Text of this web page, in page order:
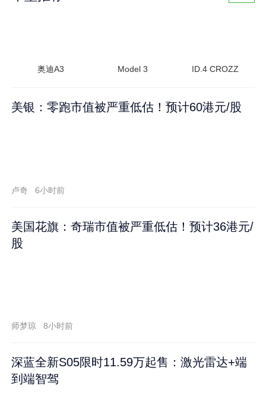
奥迪A3 Model 3 ID.4 CROZZ
美银：零跑市值被严重低估！预计60港元/股
卢奇 6小时前
美国花旗：奇瑞市值被严重低估！预计36港元/
股
师梦琼 8小时前
深蓝全新S05限时11.59万起售：激光雷达+端
到端智驾